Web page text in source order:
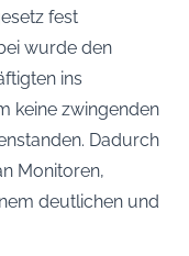
fest
wurde den
ins
keine zwingenden
Dadurch
Monitoren,
deutlichen und